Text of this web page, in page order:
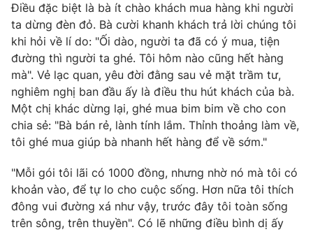
® Cấm sao chép dưới mọi hình thức nếu không có sự chấp
thuận bằng văn bản. Ghi rõ nguồn VTV.vn khi phát hành lại
thông tin từ website này.
Điều đặc biệt là bà ít chào khách mua hàng khi người
ta dừng đèn đỏ. Bà cười khanh khách trả lời chúng tôi
khi hỏi về lí do: "Ối dào, người ta đã có ý mua, tiện
đường thì người ta ghé. Tôi hôm nào cũng hết hàng
mà". Vẻ lạc quan, yêu đời đằng sau vẻ mặt trầm tư,
nghiêm nghị ban đầu ấy là điều thu hút khách của bà.
Một chị khác dừng lại, ghé mua bim bim về cho con
chia sẻ: "Bà bán rẻ, lành tính lắm. Thỉnh thoảng làm về,
tôi ghé mua giúp bà nhanh hết hàng để về sớm."
"Mỗi gói tôi lãi có 1000 đồng, nhưng nhờ nó mà tôi có
khoản vào, để tự lo cho cuộc sống. Hơn nữa tôi thích
đông vui đường xá như vậy, trước đây tôi toàn sống
trên sông, trên thuyền". Có lẽ những điều bình dị ấy